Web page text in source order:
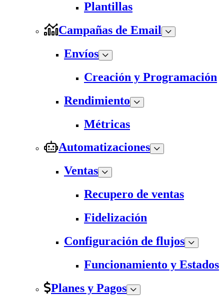
Plantillas
Campañas de Email
Envíos
Creación y Programación
Rendimiento
Métricas
Automatizaciones
Ventas
Recupero de ventas
Fidelización
Configuración de flujos
Funcionamiento y Estados
Planes y Pagos